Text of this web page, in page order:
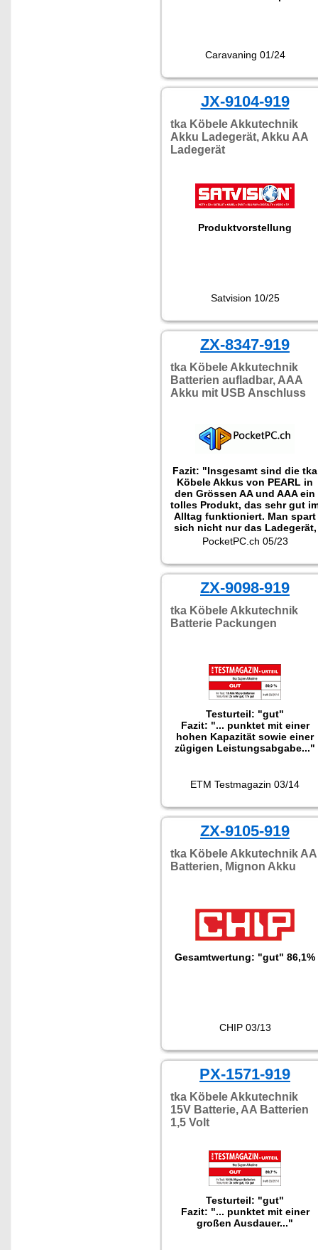
Caravaning 01/24
JX-9104-919
tka Köbele Akkutechnik
Akku Ladegerät, Akku AA
Ladegerät
Produktvorstellung
Satvision 10/25
ZX-8347-919
tka Köbele Akkutechnik
Batterien aufladbar, AAA
Akku mit USB Anschluss
Fazit: "Insgesamt sind die tka
Köbele Akkus von PEARL in
den Grössen AA und AAA ein
tolles Produkt, das sehr gut
Alltag funktioniert. Man spart
sich nicht nur das Ladegerät,
da jede Akkuzelle direkt per
kann, sondern kann direkt
auch vier Sekundärzellen
gleichzeitig und schnell
aufladen dank der
mitgeliferten Vierfach-USB-
Kabel. Zudem ersetzen die
Akkus dank 1.5 V
Batterien."
PocketPC.ch 05/23
ZX-9098-919
tka Köbele Akkutechnik
Batterie Packungen
Testurteil: "gut"
Fazit: "... punktet mit einer
hohen Kapazität sowie einer
zügigen Leistungsabgabe..."
ETM Testmagazin 03/14
ZX-9105-919
tka Köbele Akkutechnik AA
Batterien, Mignon Akku
Gesamtwertung: "gut" 86,1%
CHIP 03/13
PX-1571-919
tka Köbele Akkutechnik
15V Batterie, AA Batterien
1,5 Volt
Testurteil: "gut"
Fazit: "... punktet mit einer
großen Ausdauer..."